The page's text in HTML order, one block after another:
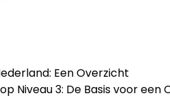
Een Overzicht
Niveau 3: De Basis voor